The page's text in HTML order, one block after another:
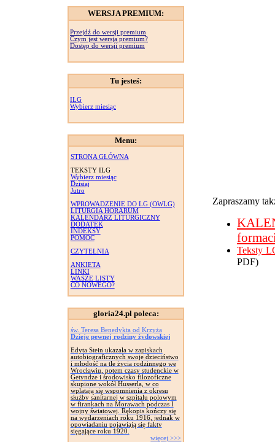
WERSJA PREMIUM:
Przejdź do wersji premium
Czym jest wersja premium?
Dostęp do wersji premium
Tu jesteś:
ILG
Wybierz miesiąc
Menu:
STRONA GŁÓWNA
TEKSTY ILG
Wybierz miesiąc
Dzisiaj
Jutro
WPROWADZENIE DO LG (OWLG)
LITURGIA HORARUM
KALENDARZ LITURGICZNY
DODATEK
INDEKSY
POMOC
CZYTELNIA
ANKIETA
LINKI
WASZE LISTY
CO NOWEGO?
gloria24.pl poleca:
św. Teresa Benedykta od Krzyża
Dzieje pewnej rodziny żydowskiej
Edyta Stein ukazała w zapiskach
autobiograficznych swoje dzieciństwo
i młodość na tle życia rodzinnego we
Wrocławiu, potem czasy studenckie w
Getyndze i środowisko filozoficzne
skupione wokół Husserla, w co
wplatają się wspomnienia z okresu
służby sanitarnej w szpitalu polowym
w firankach na Morawach podczas I
wojny światowej. Rękopis kończy się
na wydarzeniach roku 1916, jednak w
opowiadaniu pojawiają się fakty
sięgające roku 1920.
więcej >>>
Zapraszamy
Teksty
PDF)